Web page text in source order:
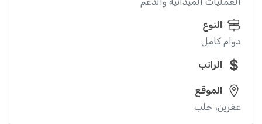
النوع
دوام كامل
الراتب
الموقع
عفرين، حلب